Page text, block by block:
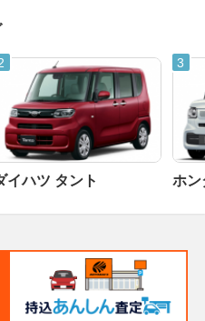
イハツ タント ホン